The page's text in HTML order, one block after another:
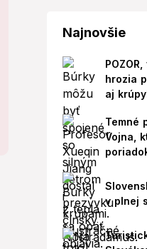
Najnovšie
hrozia
aj
Temné
Vojna,
v plnej